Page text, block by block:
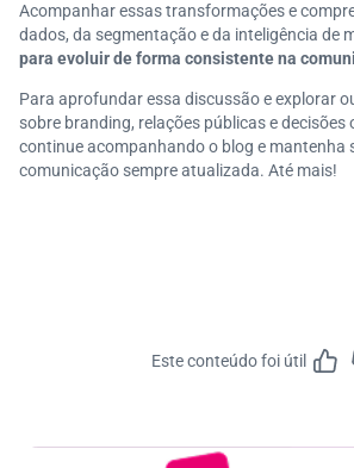
Acompanhar essas transformações e
dados, da segmentação e da inteligência de
para evoluir de forma consistente na
Para aprofundar essa discussão e explorar
sobre branding, relações públicas e
continue acompanhando o blog e mantenha
comunicação sempre atualizada. Até mais!
Este conteúdo foi útil